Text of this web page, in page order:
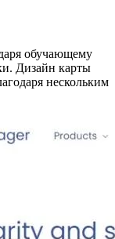
обучающему
Дизайн карты
нескольким